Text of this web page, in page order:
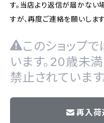
す。当店より返信が届かない
すが、再度ご連絡を願いします
このショップ
います。20歳未
禁止されています
再入荷